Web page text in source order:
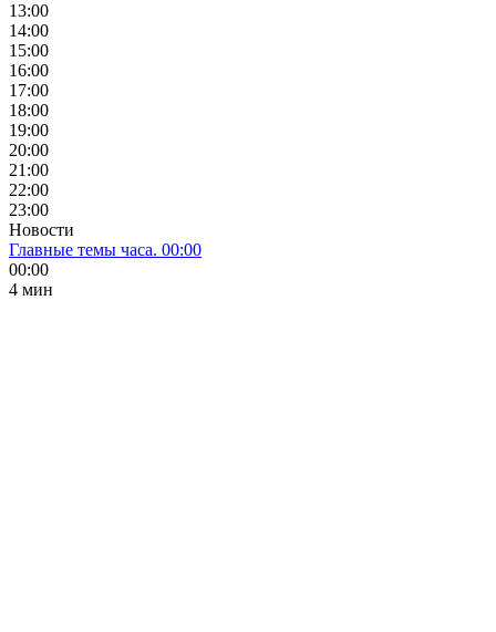
13:00
14:00
15:00
16:00
17:00
18:00
19:00
20:00
21:00
22:00
23:00
Новости
Главные темы часа. 00:00
00:00
4 мин